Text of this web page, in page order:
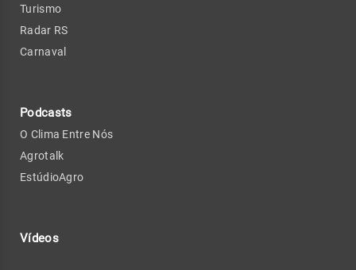
Turismo
Radar RS
Carnaval
Podcasts
O Clima Entre Nós
Agrotalk
EstúdioAgro
Vídeos